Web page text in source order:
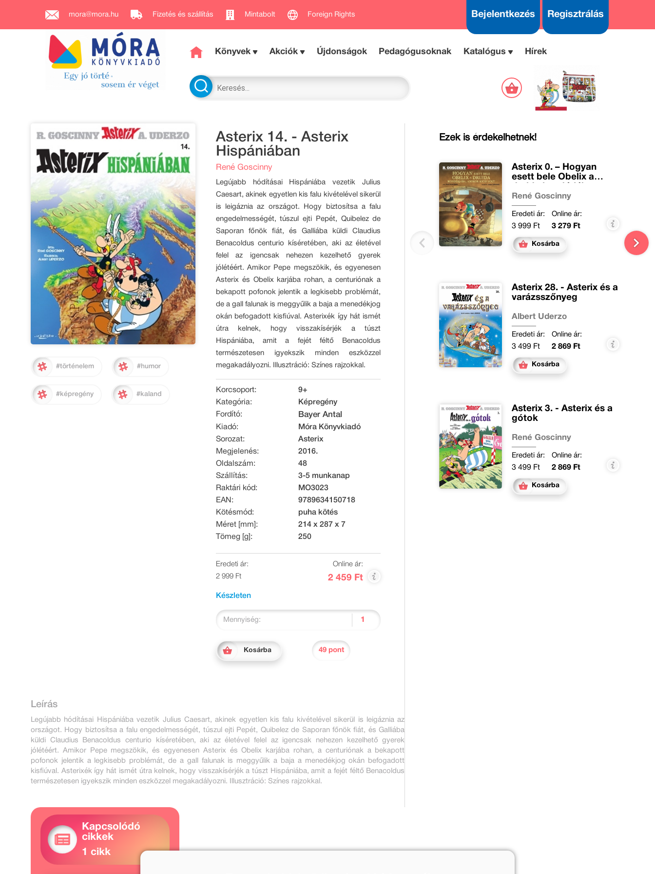
mora@mora.hu Fizetés és szállítás Mintabolt Foreign Rights Bejelentkezés Regisztrálás
Könyvek Akciók Újdonságok Pedagógusoknak Katalógus Hírek
#történelem #humor
#képregény #kaland
Asterix 14. - Asterix
Hispániában
René Goscinny
Legújabb hódításai Hispániába vezetik Julius
Caesart, akinek egyetlen kis falu kivételével sikerül
is leigáznia az országot. Hogy biztosítsa a falu
engedelmességét, túszul ejti Pepét, Quibelez de
Saporan főnök fiát, és Galliába küldi Claudius
Benacoldus centurio kíséretében, aki az életével
felel az igencsak nehezen kezelhető gyerek
jólétéért. Amikor Pepe megszökik, és egyenesen
Asterix és Obelix karjába rohan, a centuriónak a
bekapott pofonok jelentik a legkisebb problémát,
de a gall falunak is meggyűlik a baja a menedékjog
okán befogadott kisfiúval. Asterixék így hát ismét
útra kelnek, hogy visszakísérjék a túszt
Hispániába, amit a fejét féltő Benacoldus
természetesen igyekszik minden eszközzel
megakadályozni. Illusztráció: Színes rajzokkal.
Korcsoport:
9+
Kategória:
Képregény
Fordító:
Bayer Antal
Kiadó:
Móra Könyvkiadó
Sorozat:
Asterix
Megjelenés:
2016.
Oldalszám:
48
Szállítás:
3-5 munkanap
Raktári kód:
MO3023
EAN:
9789634150718
Kötésmód:
puha kötés
Méret [mm]:
214 x 287 x 7
Tömeg [g]:
250
Eredeti ár:
2 999 Ft
Online ár:
2 459 Ft
Készleten
Mennyiség:
Kosárba 49 pont
Leírás
Legújabb hódításai Hispániába vezetik Julius Caesart, akinek egyetlen kis falu kivételével sikerül is leigáznia az
országot. Hogy biztosítsa a falu engedelmességét, túszul ejti Pepét, Quibelez de Saporan főnök fiát, és Galliába
küldi Claudius Benacoldus centurio kíséretében, aki az életével felel az igencsak nehezen kezelhető gyerek
jólétéért. Amikor Pepe megszökik, és egyenesen Asterix és Obelix karjába rohan, a centuriónak a bekapott
pofonok jelentik a legkisebb problémát, de a gall falunak is meggyűlik a baja a menedékjog okán befogadott
kisfiúval. Asterixék így hát ismét útra kelnek, hogy visszakísérjék a túszt Hispániába, amit a fejét féltő Benacoldus
természetesen igyekszik minden eszközzel megakadályozni. Illusztráció: Színes rajzokkal.
Ezek is érdekelhetnek!
Asterix 0. – Hogyan
esett bele Obelix a
amikor kicsi volt
René Goscinny
Eredeti ár:
3 999 Ft
Online ár:
3 279 Ft
Kosárba
Asterix 28. - Asterix és a
varázsszőnyeg
Albert Uderzo
Eredeti ár:
3 499 Ft
Online ár:
2 869 Ft
Kosárba
Asterix 3. - Asterix és a
gótok
René Goscinny
Eredeti ár:
3 499 Ft
Online ár:
2 869 Ft
Kosárba
Kapcsolódó
cikkek
1 cikk